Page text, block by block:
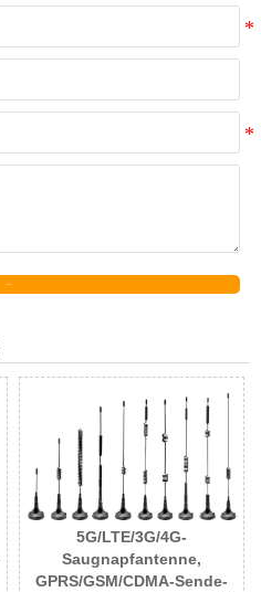
5G/LTE/3G/4G-
Saugnapfantenne,
GPRS/GSM/CDMA-Sende-